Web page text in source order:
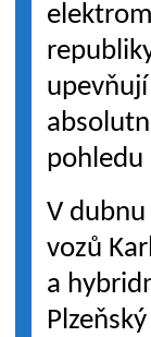
pohledu
V
vozů
a